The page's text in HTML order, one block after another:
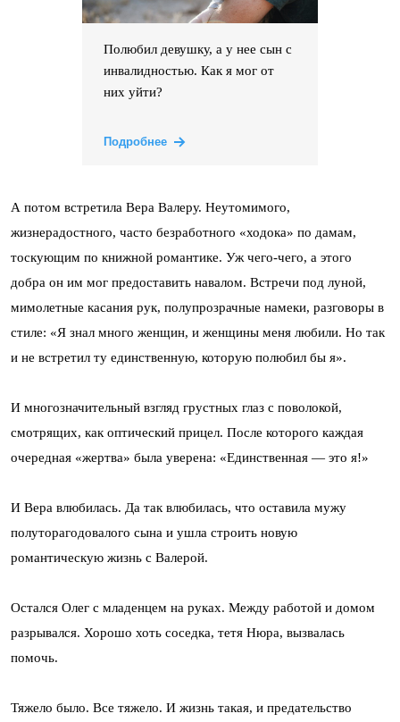
Полюбил девушку, а у нее сын с
инвалидностью. Как я мог от
них уйти?
Подробнее
А потом встретила Вера Валеру. Неутомимого,
жизнерадостного, часто безработного «ходока» по дамам,
тоскующим по книжной романтике. Уж чего-чего, а этого
добра он им мог предоставить навалом. Встречи под луной,
мимолетные касания рук, полупрозрачные намеки, разговоры в
стиле: «Я знал много женщин, и женщины меня любили. Но так
и не встретил ту единственную, которую полюбил бы я».
И многозначительный взгляд грустных глаз с поволокой,
смотрящих, как оптический прицел. После которого каждая
очередная «жертва» была уверена: «Единственная — это я!»
И Вера влюбилась. Да так влюбилась, что оставила мужу
полуторагодовалого сына и ушла строить новую
романтическую жизнь с Валерой.
Остался Олег с младенцем на руках. Между работой и домом
разрывался. Хорошо хоть соседка, тетя Нюра, вызвалась
помочь.
Тяжело было. Все тяжело. И жизнь такая, и предательство